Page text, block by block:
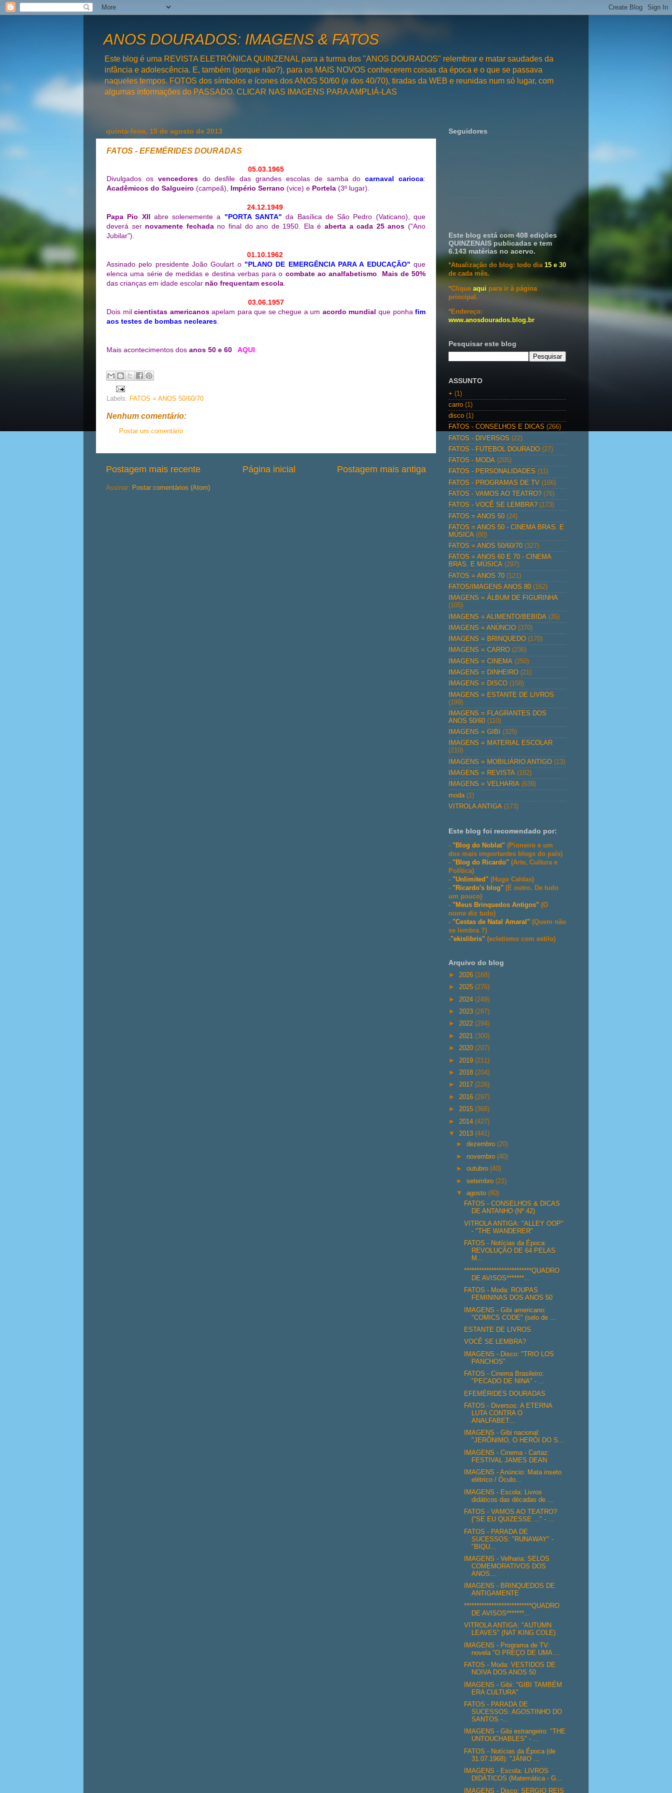
ANOS DOURADOS: IMAGENS & FATOS
Este blog é uma REVISTA ELETRÔNICA QUINZENAL para a turma dos "ANOS DOURADOS" relembrar e matar saudades da
infância e adolescência. E, também (porque não?), para os MAIS NOVOS conhecerem coisas da época e o que se passava
naqueles tempos. FOTOS dos símbolos e ícones dos ANOS 50/60 (e dos 40/70), tiradas da WEB e reunidas num só lugar, com
algumas informações do PASSADO. CLICAR NAS IMAGENS PARA AMPLIÁ-LAS
quinta-feira, 15 de agosto de 2013
FATOS - EFEMÉRIDES DOURADAS
05.03.1965
Divulgados osvencedoresdo desfile das grandes escolas de samba docarnaval carioca:
Acadêmicos do Salgueiro (campeã), Império Serrano (vice) e Portela (3º lugar).
24.12.1949
Papa Pio XII abre solenemente a "PORTA SANTA" da Basílica de São Pedro (Vaticano), que
deverá ser novamente fechadano final do ano de 1950. Ela éaberta a cada 25 anos ("Ano
Jubilar").
01.10.1962
Assinado pelo presidente João Goulart o "PLANO DE EMERGÊNCIA PARA A EDUCAÇÃO" que
elenca uma série de medidas e destina verbas para o combate ao analfabetismo. Mais de 50%
das crianças em idade escolar não frequentam escola.
03.06.1957
Dois milcientistas americanosapelam para que se chegue a um acordo mundial que ponhafim
aos testes de bombas necleares.
Mais acontecimentos dos anos 50 e 60 AQUI.
Labels: FATOS = ANOS 50/60/70
Nenhum comentário:
Postar um comentário
Postagem mais recente Postagem mais antiga
Página inicial
Assinar: Postar comentários (Atom)
Seguidores
Este blog está com 408 edições
QUINZENAIS publicadas e tem
6.143 matérias no acervo.
*Atualização do blog: todo dia 15 e 30
de cada mês.
*Clique aqui para ir à página
principal.
*Endereço:
www.anosdourados.blog.br
Pesquisar este blog
ASSUNTO
+ (1)
carro (1)
disco (1)
FATOS - CONSELHOS E DICAS (266)
FATOS - DIVERSOS (22)
FATOS - FUTEBOL DOURADO (27)
FATOS - MODA (205)
FATOS - PERSONALIDADES (11)
FATOS - PROGRAMAS DE TV (166)
FATOS - VAMOS AO TEATRO? (76)
FATOS - VOCÊ SE LEMBRA? (173)
FATOS = ANOS 50 (24)
FATOS = ANOS 50 - CINEMA BRAS. E
MÚSICA (80)
FATOS = ANOS 50/60/70 (327)
FATOS = ANOS 60 E 70 - CINEMA
BRAS. E MÚSICA (297)
FATOS = ANOS 70 (121)
FATOS/IMAGENS ANOS 80 (162)
IMAGENS = ÁLBUM DE FIGURINHA
(105)
IMAGENS = ALIMENTO/BEBIDA (35)
IMAGENS = ANÚNCIO (370)
IMAGENS = BRINQUEDO (170)
IMAGENS = CARRO (236)
IMAGENS = CINEMA (250)
IMAGENS = DINHEIRO (21)
IMAGENS = DISCO (158)
IMAGENS = ESTANTE DE LIVROS
(199)
IMAGENS = FLAGRANTES DOS
ANOS 50/60 (110)
IMAGENS = GIBI
(325)
IMAGENS = MATERIAL ESCOLAR
(210)
IMAGENS = MOBILIÁRIO ANTIGO (13)
IMAGENS = REVISTA (182)
IMAGENS = VELHARIA (639)
moda (1)
VITROLA ANTIGA (173)
Este blog foi recomendado por:
- "Blog do Noblat" (Pioneiro e um
dos mais importantes blogs do país)
- "Blog do Ricardo" (Arte, Cultura e
Política)
- "Unlimited" (Hugo Caldas)
- "Ricardo's blog" (É outro. De tudo
um pouco)
- "Meus Brinquedos Antigos" (O
nome diz tudo)
- "Cestas de Natal Amaral" (Quem não
se lembra ?)
-"ekislibris" (ecletismo com estilo)
Arquivo do blog
► 2026 (168)
► 2025 (276)
► 2024 (249)
► 2023 (287)
► 2022 (294)
► 2021 (300)
► 2020 (207)
► 2019 (211)
► 2018 (204)
► 2017 (226)
► 2016 (297)
► 2015 (368)
► 2014 (427)
▼ 2013 (441)
►dezembro(20)
► novembro(40)
►outubro(40)
►setembro(21)
▼agosto(40)
FATOS - CONSELHOS & DICAS
DE ANTANHO (Nº 42)
VITROLA ANTIGA: "ALLEY OOP"
- "THE WANDERER"
FATOS - Notícias da Época:
REVOLUÇÃO DE 64 PELAS
M...
***************************QUADRO
DE AVISOS*******...
FATOS - Moda: ROUPAS
FEMININAS DOS ANOS 50
IMAGENS - Gibi americano:
"COMICS CODE" (selo de ...
ESTANTE DE LIVROS
VOCÊ SE LEMBRA?
IMAGENS - Disco: "TRIO LOS
PANCHOS"
FATOS - Cinema Brasileiro:
"PECADO DE NINA" - ...
EFEMÉRIDES DOURADAS
FATOS - Diversos: A ETERNA
LUTA CONTRA O
ANALFABET...
IMAGENS - Gibi nacional:
"JERÔNIMO, O HERÓI DO S...
IMAGENS - Cinema - Cartaz:
FESTIVAL JAMES DEAN
IMAGENS - Anúncio: Mata inseto
elétrico / Óculo...
IMAGENS - Escola: Livros
didáticos das décadas de ...
FATOS - VAMOS AO TEATRO?
("SE EU QUIZESSE ..." - ...
FATOS - PARADA DE
SUCESSOS: "RUNAWAY" -
"BIQU...
IMAGENS - Velharia: SELOS
COMEMORATIVOS DOS
ANOS...
IMAGENS - BRINQUEDOS DE
ANTIGAMENTE
***************************QUADRO
DE AVISOS*******...
VITROLA ANTIGA: "AUTUMN
LEAVES" (NAT KING COLE)
IMAGENS - Programa de TV:
novela "O PREÇO DE UMA ...
FATOS - Moda: VESTIDOS DE
NOIVA DOS ANOS 50
IMAGENS - Gibi: "GIBI TAMBÉM
ERA CULTURA"
FATOS - PARADA DE
SUCESSOS: AGOSTINHO DO
SANTOS -...
IMAGENS - Gibi estrangeiro: "THE
UNTOUCHABLES" - ...
FATOS - Notícias da Época (de
31.07.1968): "JÂNIO ...
IMAGENS - Escola: LIVROS
DIDÁTICOS (Matemática - G...
IMAGENS - Disco: SERGIO REIS